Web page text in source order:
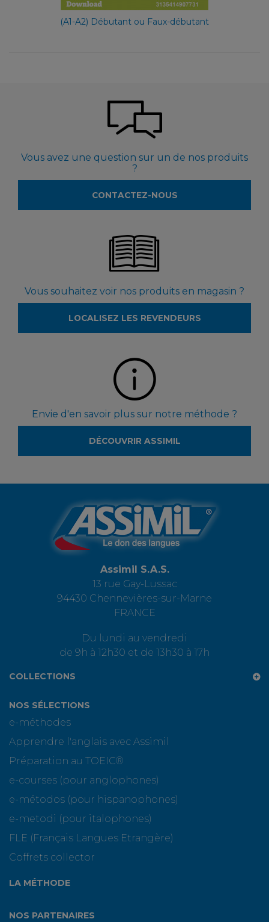
(A1-A2) Débutant ou Faux-débutant
Vous avez une question sur un de nos produits
?
CONTACTEZ-NOUS
Vous souhaitez voir nos produits en magasin ?
LOCALISEZ LES REVENDEURS
Envie d'en savoir plus sur notre méthode ?
DÉCOUVRIR ASSIMIL
Assimil S.A.S.
13 rue Gay-Lussac
94430 Chennevières-sur-Marne
FRANCE
Du lundi au vendredi
de 9h à 12h30 et de 13h30 à 17h
COLLECTIONS
NOS SÉLECTIONS
e-méthodes
Apprendre l'anglais avec Assimil
Préparation au TOEIC®
e-courses (pour anglophones)
e-métodos (pour hispanophones)
e-metodi (pour italophones)
FLE (Français Langues Etrangère)
Coffrets collector
LA MÉTHODE
NOS PARTENAIRES